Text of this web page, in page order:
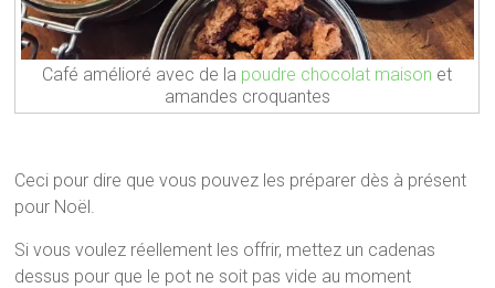
Café amélioré avec de la poudre chocolat maison et
amandes croquantes
Ceci pour dire que vous pouvez les préparer dès à présent
pour Noël.
Si vous voulez réellement les offrir, mettez un cadenas
dessus pour que le pot ne soit pas vide au moment